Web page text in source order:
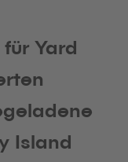
Yard
Island